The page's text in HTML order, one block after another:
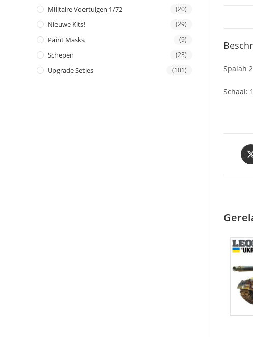
Spalah
Schaal:
in
Militaire Voertuigen 1/72 (20)
Nieuwe Kits! (29)
Paint Masks (9)
Schepen (23)
Upgrade Setjes (101)